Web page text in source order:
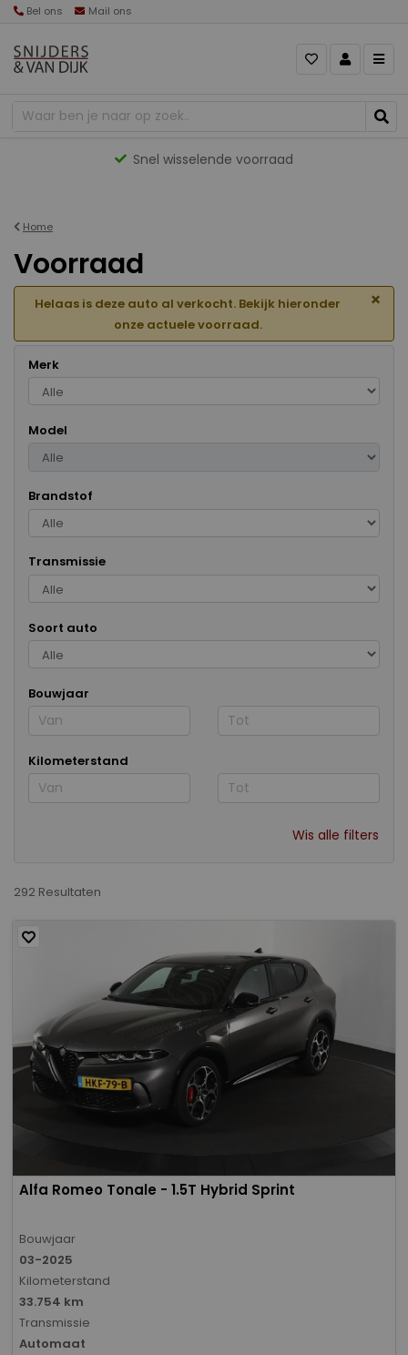
Bel ons Mail ons
Gevarieerd aanbod
Home
Voorraad
Helaas is deze auto al verkocht. Bekijk hieronder
onze actuele voorraad.
×
Merk
Model
Brandstof
Transmissie
Soort auto
Bouwjaar
Kilometerstand
Wis alle filters
292 Resultaten
Alfa Romeo Tonale - 1.5T Hybrid Sprint
Bouwjaar
03-2025
Kilometerstand
33.754 km
Transmissie
Automaat